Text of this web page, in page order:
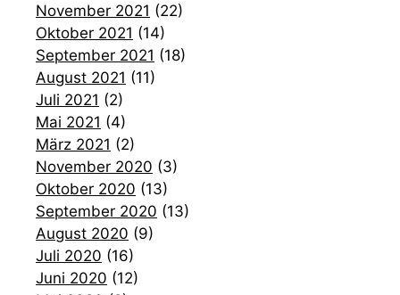
November 2021 (22)
Oktober 2021 (14)
September 2021 (18)
August 2021 (11)
Juli 2021 (2)
Mai 2021 (4)
März 2021 (2)
November 2020 (3)
Oktober 2020 (13)
September 2020 (13)
August 2020 (9)
Juli 2020 (16)
Juni 2020 (12)